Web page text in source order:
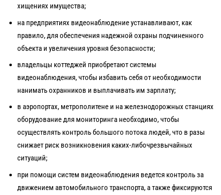
хищениях имущества;
на предприятиях видеонаблюдение устанавливают, как
правило, для обеспечения надежной охраны подчиненного
объекта и увеличения уровня безопасности;
владельцы коттеджей приобретают системы
видеонаблюдения, чтобы избавить себя от необходимости
нанимать охранников и выплачивать им зарплату;
в аэропортах, метрополитене и на железнодорожных станциях
оборудование для мониторинга необходимо, чтобы
осуществлять контроль большого потока людей, что в разы
снижает риск возникновения каких-либочрезвычайных
ситуаций;
при помощи систем видеонаблюдения ведется контроль за
движением автомобильного транспорта, а также фиксируются